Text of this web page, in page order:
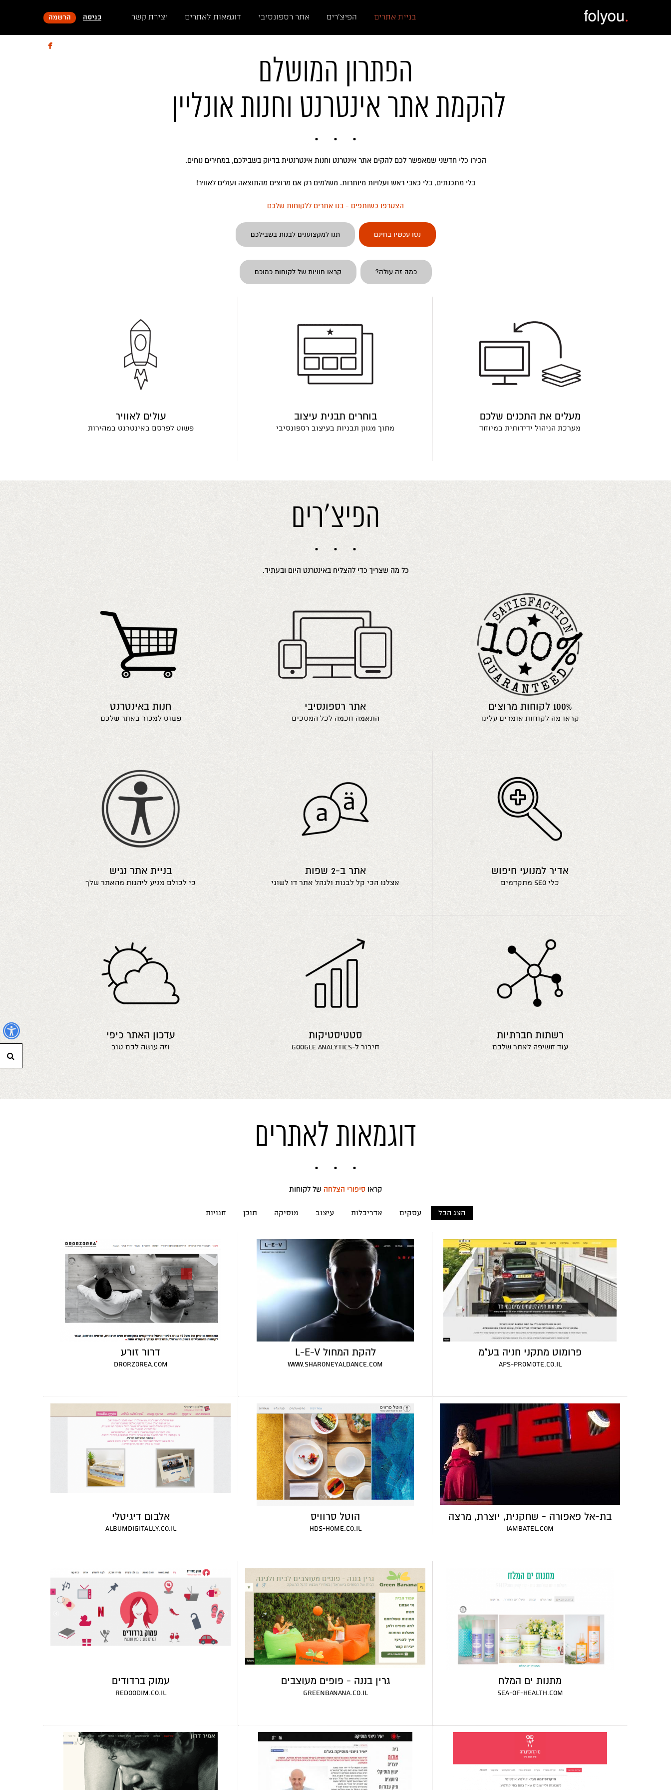
כניסה הרשמה בניית אתרים הפיצ'רים אתר רספונסיבי דוגמאות לאתרים יצירת קשר

הפתרון המושלם
להקמת אתר אינטרנט וחנות אונליין
הכירו כלי חדשני שמאפשר לכם להקים אתר אינטרנט וחנות אינטרנטית בדיוק בשבילכם, במחירים נוחים.
בלי מתכנתים, בלי כאבי ראש ועלויות מיותרות. משלמים רק אם מרוצים מהתוצאה ועולים לאוויר!
הצטרפו כשותפים - בנו אתרים ללקוחות שלכם
נסו עכשיו בחינם תנו למקצוענים לבנות בשבילכם
כמה זה עולה? קראו חוויות של לקוחות כמוכם
מעלים את התכנים שלכם
מערכת הניהול ידידותית במיוחד
בוחרים תבנית עיצוב
מתוך מגוון תבניות בעיצוב רספונסיבי
עולים לאוויר
פשוט לפרסם באינטרנט במהירות
הפיצ'רים
כל מה שצריך כדי להצליח באינטרנט היום ובעתיד.
100% לקוחות מרוצים
קראו מה לקוחות אומרים עלינו
אתר רספונסיבי
התאמה חכמה לכל המסכים
חנות באינטרנט
פשוט למכור באתר שלכם
אדיר למנועי חיפוש
כלי seo מתקדמים
אתר ב-2 שפות
אצלנו הכי קל לבנות ולנהל אתר דו לשוני
בניית אתר נגיש
כי לכולם מגיע ליהנות מהאתר שלך
רשתות חברתיות
עוד חשיפה לאתר שלכם
סטטיסטיקות
חיבור ל-google analytics
עדכון האתר כיפי
וזה עושה לכם טוב
דוגמאות לאתרים
קראו סיפורי הצלחה של לקוחות
הצג הכל עסקים אדריכלות עיצוב מוסיקה תוכן חנויות
פרומוט מתקני חניה בע"מ
aps-promote.co.il
להקת המחול L-E-V
www.sharoneyaldance.com
דרור זורע
drorzorea.com
בת-אל פאפורה - שחקנית, יוצרת, מרצה
iambatel.com
הוטל סרוויס
hds-home.co.il
אלבום דיגיטלי
albumdigitally.co.il
מתנות ים המלח
sea-of-health.com
גרין בננה - פופים מעוצבים
greenbanana.co.il
עמוק ברדודים
redoodim.co.il